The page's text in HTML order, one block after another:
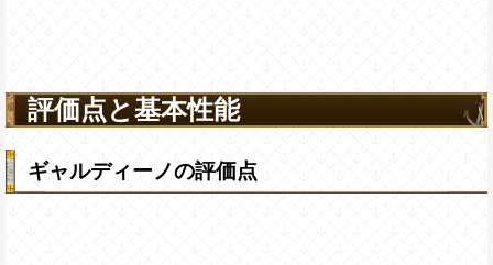
評価点と基本性能
ギャルディーノの評価点